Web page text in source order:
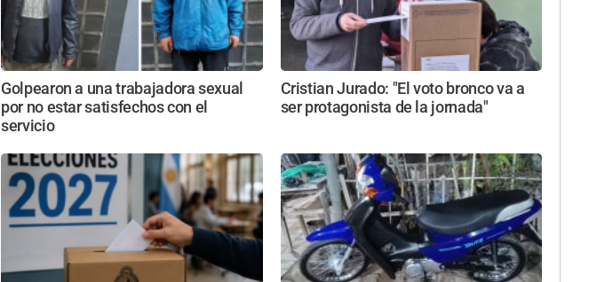
Golpearon a una trabajadora sexual
por no estar satisfechos con el
servicio
Cristian Jurado: "El voto bronco va a
ser protagonista de la jornada"